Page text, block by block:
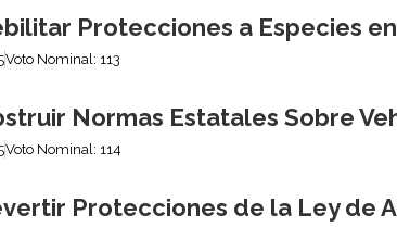
Protecciones a Especies
Voto Nominal: 113
Normas Estatales Sobre
Voto Nominal: 114
Protecciones de la Ley de